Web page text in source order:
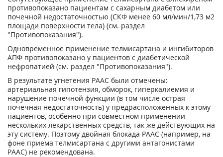
противопоказано пациентам с сахарным диабетом или
почечной недостаточностью (СКФ менее 60 мл/мин/1,73 м2
площади поверхности тела) (см. раздел
"Противопоказания").
Одновременное применение телмисартана и ингибиторов
АПФ противопоказано у пациентов с диабетической
нефропатией (см. раздел "Противопоказания").
В результате угнетения РААС были отмечены:
артериальная гипотензия, обморок, гиперкалиемия и
нарушение почечной функции (в том числе острая
почечная недостаточность) у предрасположенных к этому
пациентов, особенно при совместном применении
нескольких лекарственных средств, так же действующих на
эту систему. Поэтому двойная блокада РААС (например, на
фоне приема телмисартана с другими антагонистами
РААС) не рекомендована.